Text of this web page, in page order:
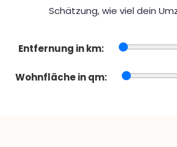
Schätzung, wie viel dein
Entfernung in km:
Wohnfläche in qm: